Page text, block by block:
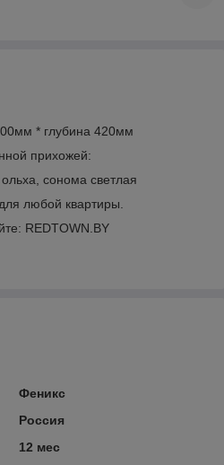
* глубина 420мм
прихожей:
сонома светлая
любой квартиры.
REDTOWN.BY
Феникс
Россия
12 мес